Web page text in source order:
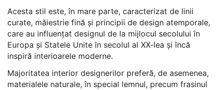
Acesta stil este, în mare parte, caracterizat de linii
curate, măiestrie fină și principii de design atemporale,
care au influențat designul de la mijlocul secolului în
Europa și Statele Unite în secolul al XX-lea și încă
inspiră interioarele moderne.
Majoritatea interior designerilor preferă, de asemenea,
materialele naturale, în special lemnul, precum frasinul